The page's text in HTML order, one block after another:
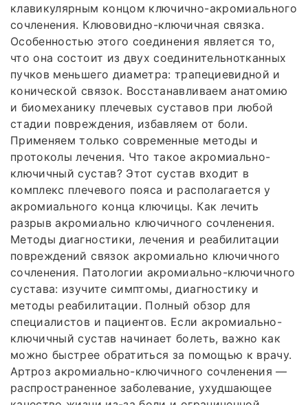
клавикулярным концом ключично-акромиального
сочленения. Клювовидно-ключичная связка.
Особенностью этого соединения является то,
что она состоит из двух соединительнотканных
пучков меньшего диаметра: трапециевидной и
конической связок. Восстанавливаем анатомию
и биомеханику плечевых суставов при любой
стадии повреждения, избавляем от боли.
Применяем только современные методы и
протоколы лечения. Что такое акромиально-
ключичный сустав? Этот сустав входит в
комплекс плечевого пояса и располагается у
акромиального конца ключицы. Как лечить
разрыв акромиально ключичного сочленения.
Методы диагностики, лечения и реабилитации
повреждений связок акромиально ключичного
сочленения. Патологии акромиально-ключичного
сустава: изучите симптомы, диагностику и
методы реабилитации. Полный обзор для
специалистов и пациентов. Если акромиально-
ключичный сустав начинает болеть, важно как
можно быстрее обратиться за помощью к врачу.
Артроз акромиально-ключичного сочленения —
распространенное заболевание, ухудшающее